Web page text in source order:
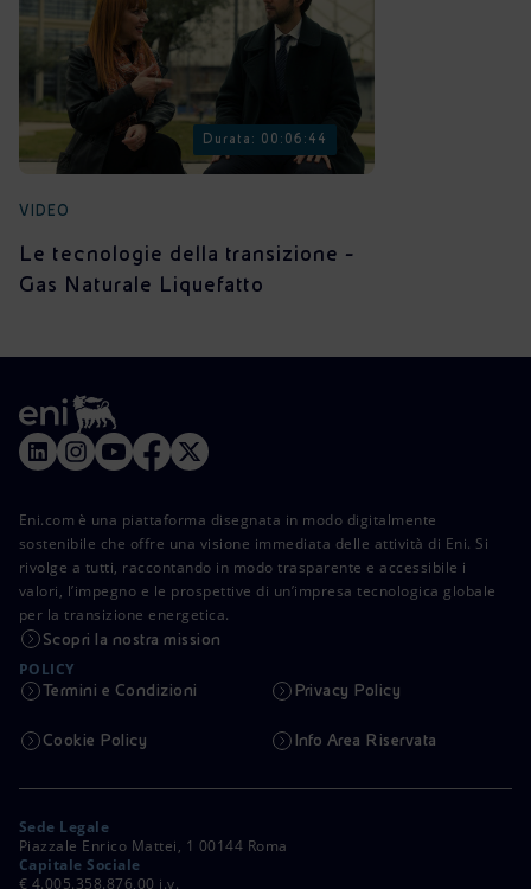
Durata: 00:06:44
VIDEO
Le tecnologie della transizione -
Gas Naturale Liquefatto
Eni.com è una piattaforma disegnata in modo digitalmente
sostenibile che offre una visione immediata delle attività di Eni. Si
rivolge a tutti, raccontando in modo trasparente e accessibile i
valori, l’impegno e le prospettive di un’impresa tecnologica globale
per la transizione energetica.
Scopri la nostra mission
POLICY
Termini e Condizioni Privacy Policy
Cookie Policy Info Area Riservata
Sede Legale
Piazzale Enrico Mattei, 1 00144 Roma
Capitale Sociale
€ 4.005.358.876,00 i.v.